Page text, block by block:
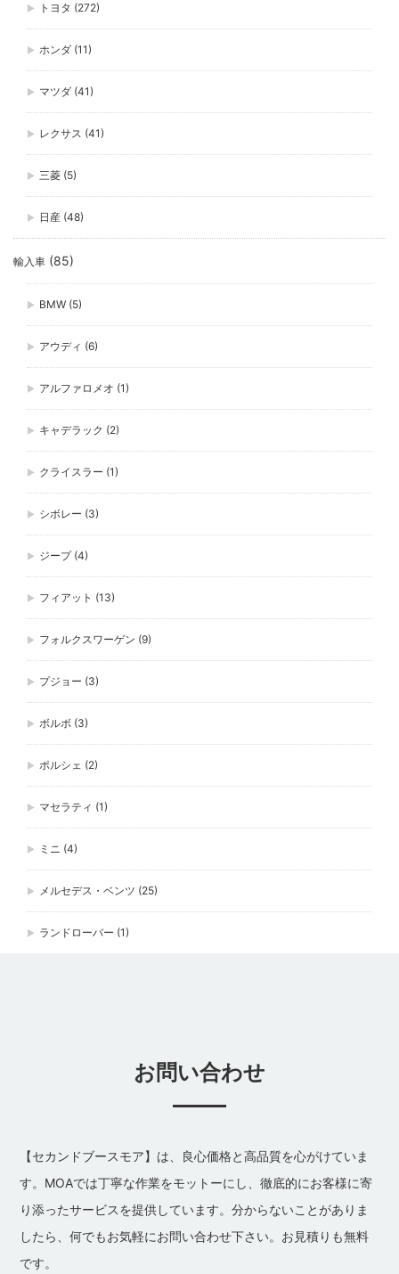
トヨタ (272)
ホンダ (11)
マツダ (41)
レクサス (41)
三菱 (5)
日産 (48)
輸入車 (85)
BMW (5)
アウディ (6)
アルファロメオ (1)
キャデラック (2)
クライスラー (1)
シボレー (3)
ジープ(4)
フィアット (13)
フォルクスワーゲン (9)
プジョー (3)
ボルボ (3)
ポルシェ (2)
マセラティ (1)
ミニ (4)
メルセデス・ベンツ (25)
ランドローバー (1)
お問い合わせ
【セカンドブースモア】は、良心価格と高品質を心がけていま
す。MOAでは丁寧な作業をモットーにし、徹底的にお客様に寄
り添ったサービスを提供しています。分からないことがありま
したら、何でもお気軽にお問い合わせ下さい。お見積りも無料
です。